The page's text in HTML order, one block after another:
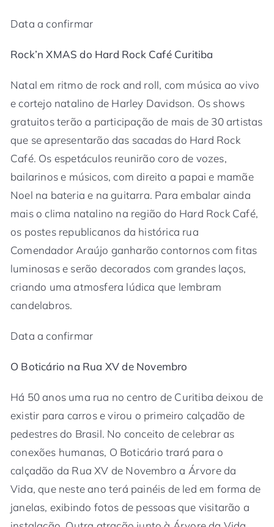
Data a confirmar
Rock’n XMAS do Hard Rock Café Curitiba
Natal em ritmo de rock and roll, com música ao vivo
e cortejo natalino de Harley Davidson. Os shows
gratuitos terão a participação de mais de 30 artistas
que se apresentarão das sacadas do Hard Rock
Café. Os espetáculos reunirão coro de vozes,
bailarinos e músicos, com direito a papai e mamãe
Noel na bateria e na guitarra. Para embalar ainda
mais o clima natalino na região do Hard Rock Café,
os postes republicanos da histórica rua
Comendador Araújo ganharão contornos com fitas
luminosas e serão decorados com grandes laços,
criando uma atmosfera lúdica que lembram
candelabros.
Data a confirmar
O Boticário na Rua XV de Novembro
Há 50 anos uma rua no centro de Curitiba deixou de
existir para carros e virou o primeiro calçadão de
pedestres do Brasil. No conceito de celebrar as
conexões humanas, O Boticário trará para o
calçadão da Rua XV de Novembro a Árvore da
Vida, que neste ano terá painéis de led em forma de
janelas, exibindo fotos de pessoas que visitarão a